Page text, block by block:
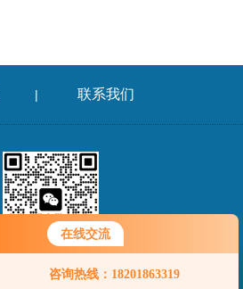
在线交流
咨询热线：18201863319
| 联系我们